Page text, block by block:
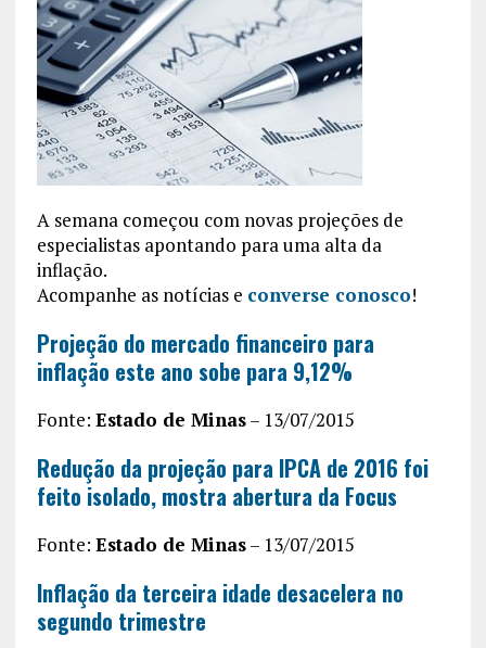
A semana começou com novas projeções de
especialistas apontando para uma alta da
inflação.
Acompanhe as notícias e converse conosco!
Projeção do mercado financeiro para
inflação este ano sobe para 9,12%
Fonte: Estado de Minas– 13/07/2015
Redução da projeção para IPCA de 2016 foi
feito isolado, mostra abertura da Focus
Fonte: Estado de Minas– 13/07/2015
Inflação da terceira idade desacelera no
segundo trimestre